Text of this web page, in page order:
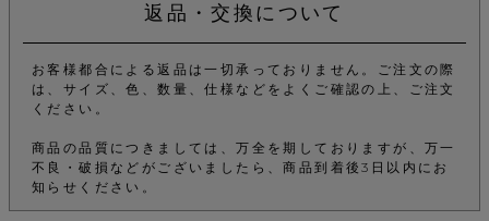
返品・交換について
お客様都合による返品は一切承っておりません。ご注文の際
は、サイズ、色、数量、仕様などをよくご確認の上、ご注文
ください。
商品の品質につきましては、万全を期しておりますが、万一
不良・破損などがございましたら、商品到着後3日以内にお
知らせください。